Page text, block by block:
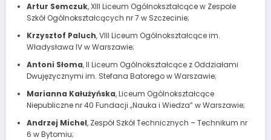
Artur Semczuk, XIII Liceum Ogólnokształcące w Zespole
Szkół Ogólnokształcących nr 7 w Szczecinie;
Krzysztof Paluch, VIII Liceum Ogólnokształcące im.
Władysława IV w Warszawie;
Antoni Słoma, II Liceum Ogólnokształcące z Oddziałami
Dwujęzycznymi im. Stefana Batorego w Warszawie;
Marianna Kałużyńska, Liceum Ogólnokształcące
Niepubliczne nr 40 Fundacji „Nauka i Wiedza” w Warszawie;
Andrzej Michel, Zespół Szkół Technicznych – Technikum nr
6 w Bytomiu;